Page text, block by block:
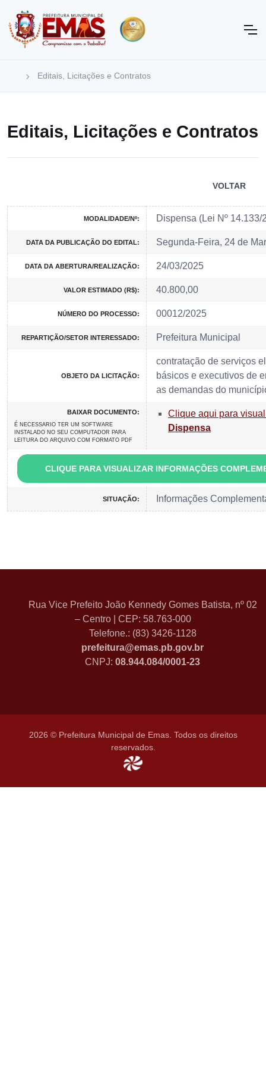
Editais, Licitações e Contratos
Editais, Licitações e Contratos
VOLTAR
MODALIDADE/Nº: Dispensa (Lei Nº
DATA DA PUBLICAÇÃO DO EDITAL: Segunda-Feira, 24 de
DATA DA ABERTURA/REALIZAÇÃO: 24/03/2025
VALOR ESTIMADO (R$): 40.800,00
NÚMERO DO PROCESSO: 00012/2025
REPARTIÇÃO/SETOR INTERESSADO: Prefeitura Municipal
OBJETO DA LICITAÇÃO:
contratação de serviços
básicos e executivos de
as demandas do
BAIXAR DOCUMENTO:
É NECESSARIO TER UM SOFTWARE
INSTALADO NO SEU COMPUTADOR PARA
LEITURA DO ARQUIVO COM FORMATO PDF
Clique aqui para
Dispensa
CLIQUE PARA VISUALIZAR INFORMAÇÕES
SITUAÇÃO: Informações
Rua Vice Prefeito João Kennedy Gomes Batista, nº 02
– Centro | CEP: 58.763-000
Telefone.: (83) 3426-1128
prefeitura@emas.pb.gov.br
CNPJ: 08.944.084/0001-23
2026 © Prefeitura Municipal de Emas. Todos os direitos
reservados.